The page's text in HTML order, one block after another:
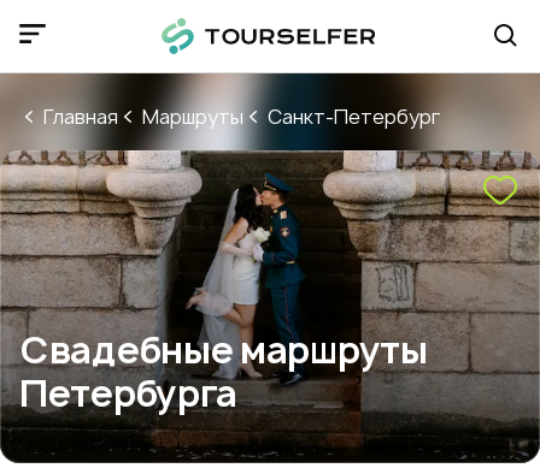
Главная Маршруты Санкт-Петербург
Свадебные маршруты
Петербурга